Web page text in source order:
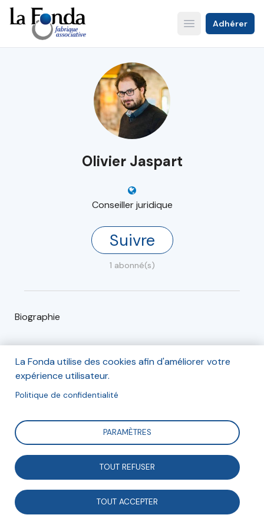
Aller
au
contenu
principal
Open main menu
Adhérer
Olivier Jaspart
Conseiller juridique
Suivre
1 abonné(s)
Biographie
en Seine-Saint-Denis et promoteur de la théorie du
droit administratif des bien communs.
communs et à leur déclinaison juridique.
Aussi a-t-il pu constater à son échelle qu'il existe des
communs en droit positif, gérés par des
administrations publiques.
Il partage ses observations et tente de définir un
régime juridique propre à ces Communs administratifs
La Fonda utilise des cookies afin d'améliorer votre
expérience utilisateur.
Politique de confidentialité
PARAMÈTRES
TOUT REFUSER
TOUT ACCEPTER